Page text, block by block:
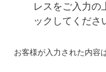
レスをご入力の
ックしてくださ
お客様が入力された内容